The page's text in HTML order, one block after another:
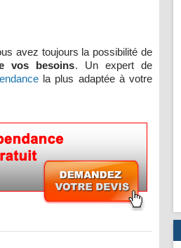
avez toujours la possibilité de
vos besoins. Un expert de
la plus adaptée à votre